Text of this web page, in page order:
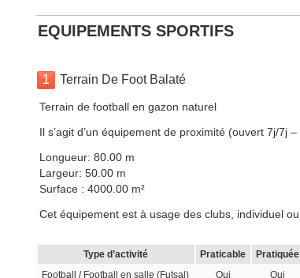
EQUIPEMENTS SPORTIFS
1 Terrain De Foot Balaté
Terrain de football en gazon naturel
Il s’agit d’un équipement de proximité (ouvert 7j/7j –
Longueur: 80.00 m
Largeur: 50.00 m
Surface : 4000.00 m²
Cet équipement est à usage des clubs, individuel
Type d’activité Praticable Pratiquée
Football / Football en salle (Futsal)
Oui Oui